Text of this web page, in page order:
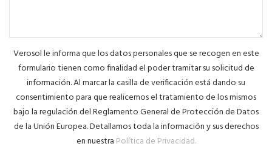
Verosol le informa que los datos personales que se recogen en este
formulario tienen como finalidad el poder tramitar su solicitud de
información. Al marcar la casilla de verificación está dando su
consentimiento para que realicemos el tratamiento de los mismos
bajo la regulación del Reglamento General de Protección de Datos
de la Unión Europea. Detallamos toda la información y sus derechos
en nuestra Política de Privacidad.